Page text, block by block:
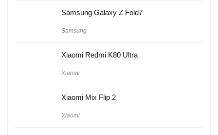
Samsung Galaxy Z Fold7
Samsung
Xiaomi Redmi K80 Ultra
Xiaomi
Xiaomi Mix Flip 2
Xiaomi